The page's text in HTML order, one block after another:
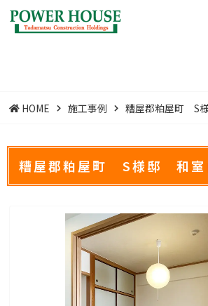
HOME 施工事例 糟屋郡粕屋町 S
糟屋郡粕屋町 S様邸 和室